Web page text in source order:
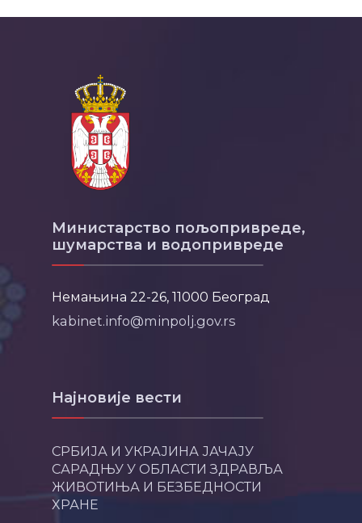
Министарство пољопривреде,
шумарства и водопривреде
Немањина 22-26, 11000 Београд
kabinet.info@minpolj.gov.rs
Најновије вести
СРБИЈА И УКРАЈИНА ЈАЧАЈУ
САРАДЊУ У ОБЛАСТИ ЗДРАВЉА
ЖИВОТИЊА И БЕЗБЕДНОСТИ
ХРАНЕ